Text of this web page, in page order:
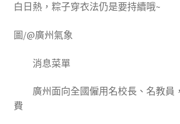
白日熱，粽子穿衣法仍是要持續哦~
圖/@廣州氣象
消息菜單
廣州面向全國僱用名校長、名教員
費